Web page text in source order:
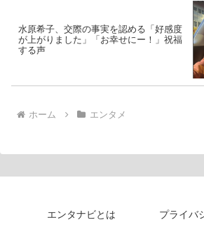
水原希子、交際の事実を認める「好感度
が上がりました」「お幸せにー！」祝福
する声
ホーム エンタメ
エンタナビとは
プライバ